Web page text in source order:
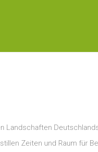
Landschaften
Zeiten und Raum für